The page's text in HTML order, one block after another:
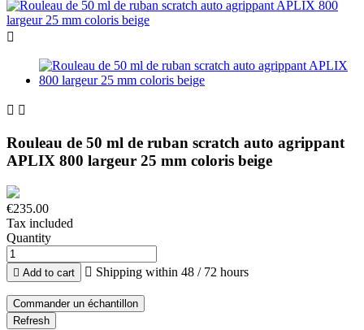

 
Rouleau de 50 ml de ruban scratch auto agrippant
APLIX 800 largeur 25 mm coloris beige
€235.00
Tax included
Quantity
 Add to cart  Shipping within 48 / 72 hours
Commander un échantillon